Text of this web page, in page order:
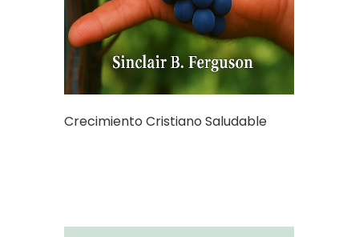
Crecimiento Cristiano Saludable